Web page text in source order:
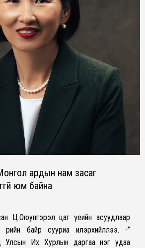
ардын нам засаг
юм байна
Ц.Оюунгэрэл цаг үеийн асуудлаар
байр сууриа илэрхийллээ. -”
Улсын Их Хурлын даргаа нэг удаа